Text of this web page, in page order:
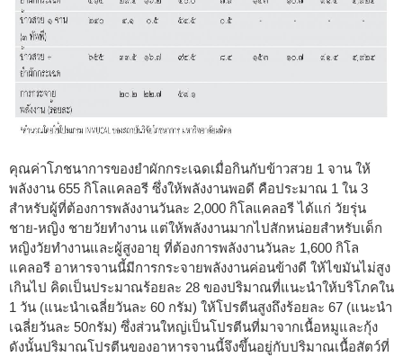
คุณค่าโภชนาการของยำผักกระเฉดเมื่อกินกับข้าวสวย 1 จาน ให้
พลังงาน 655 กิโลแคลอรี ซึ่งให้พลังงานพอดี คือประมาณ 1 ใน 3
สำหรับผู้ที่ต้องการพลังงานวันละ 2,000 กิโลแคลอรี ได้แก่ วัยรุ่น
ชาย-หญิง ชายวัยทำงาน แต่ให้พลังงานมากไปสักหน่อยสำหรับเด็ก
หญิงวัยทำงานและผู้สูงอายุ ที่ต้องการพลังงานวันละ 1,600 กิโล
แคลอรี อาหารจานนี้มีการกระจายพลังงานค่อนข้างดี ให้ไขมันไม่สูง
เกินไป คิดเป็นประมาณร้อยละ 28 ของปริมาณที่แนะนำให้บริโภคใน
1 วัน (แนะนำเฉลี่ยวันละ 60 กรัม) ให้โปรตีนสูงถึงร้อยละ 67 (แนะนำ
เฉลี่ยวันละ 50กรัม) ซึ่งส่วนใหญ่เป็นโปรตีนที่มาจากเนื้อหมูและกุ้ง
ดังนั้นปริมาณโปรตีนของอาหารจานนี้จึงขึ้นอยู่กับปริมาณเนื้อสัตว์ที่